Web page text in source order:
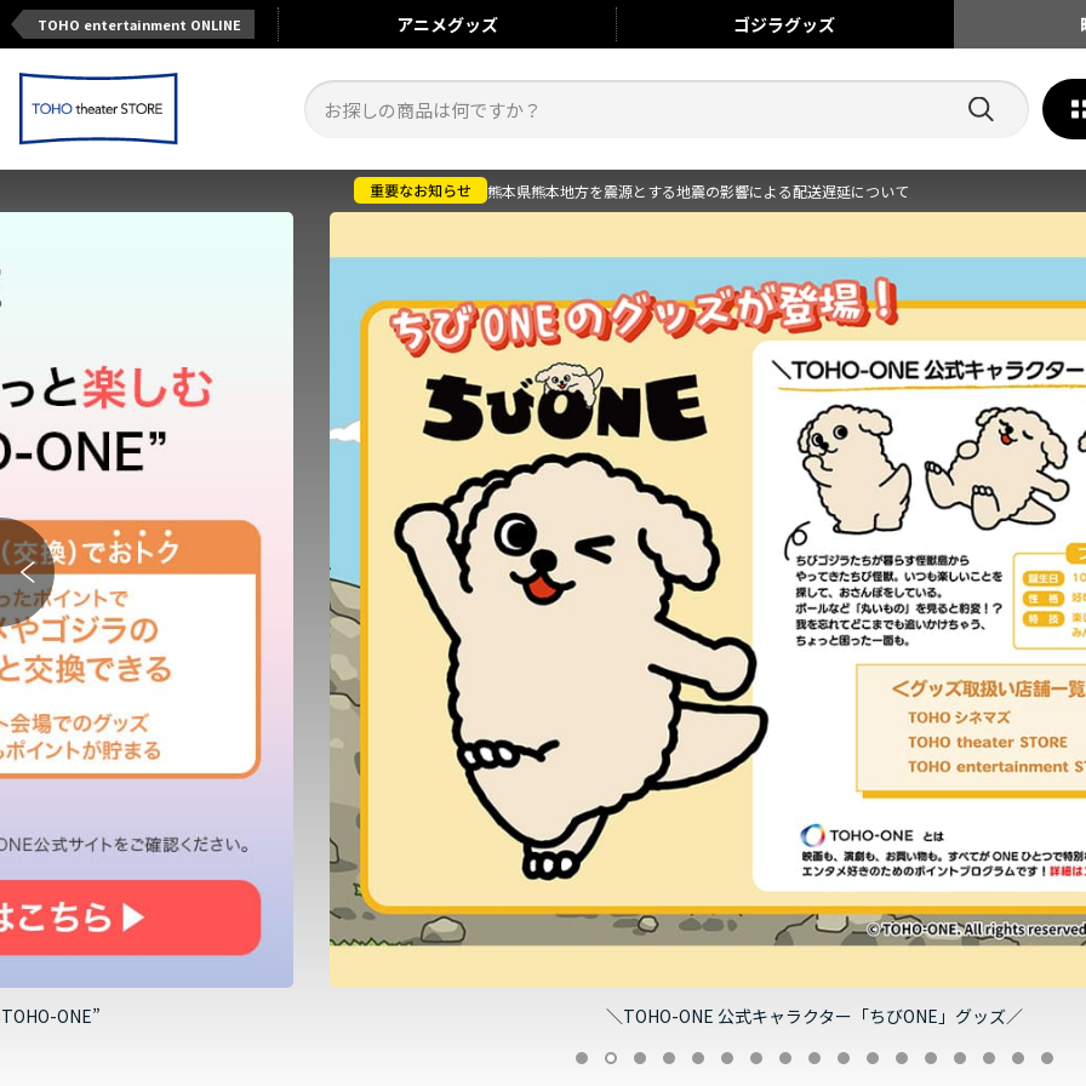
TOHO entertainment ONLINE アニメグッズ ゴジラグッズ
熊本県熊本地方を震源とする地震の影響による配送遅延について
ONE” ＼TOHO-ONE 公式キャラクター「ちびONE」グッズ／